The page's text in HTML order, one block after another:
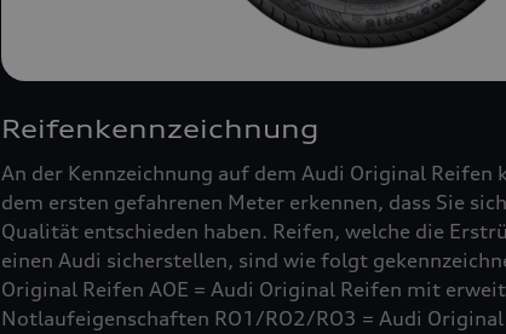
Reifenkennzeichnung
An der Kennzeichnung auf dem Audi Original Reifen
dem ersten gefahrenen Meter erkennen, dass Sie
Qualität entschieden haben. Reifen, welche die
einen Audi sicherstellen, sind wie folgt
Original Reifen AOE = Audi Original Reifen mit
Notlaufeigenschaften RO1/RO2/RO3 = Audi